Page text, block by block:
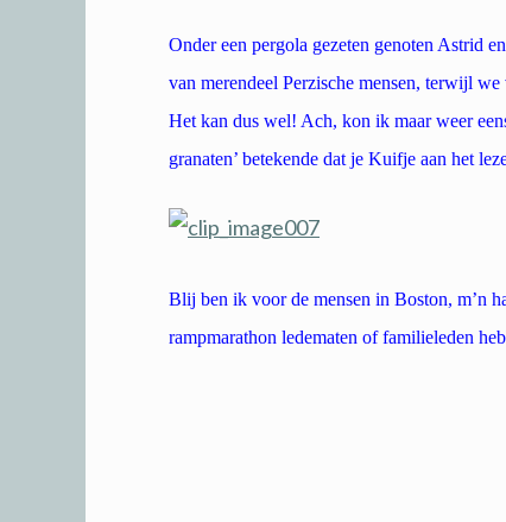
Onder een pergola gezeten genoten Astrid
van merendeel Perzische mensen, terwijl
Het kan dus wel! Ach, kon ik maar weer
granaten’ betekende dat je Kuifje aan het
Blij ben ik voor de mensen in Boston, m’n
rampmarathon ledematen of familieleden